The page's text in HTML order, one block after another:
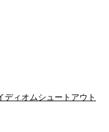
ディオムシュートアウト